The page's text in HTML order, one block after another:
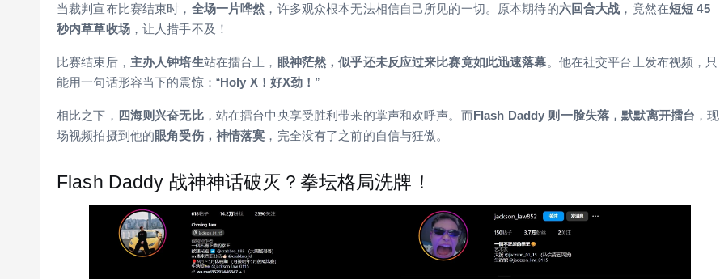
当裁判宣布比赛结束时， 全场一片哗然 ，许多观众根本无法相信自己所见的一切。原本期待的六回合大战 ，竟然在短短 45
秒内草草收场，让人措手不及！
比赛结束后， 主办人钟培生站在擂台上， 眼神茫然，似乎还未反应过来比赛竟如此迅速落幕。他在社交平台上发布视频，只
能用一句话形容当下的震惊：“Holy X！好X劲！ ”
相比之下， 四海则兴奋无比，站在擂台中央享受胜利带来的掌声和欢呼声。而Flash Daddy 则一脸失落，默默离开擂台 ，现
场视频拍摄到他的眼角受伤，神情落寞 ，完全没有了之前的自信与狂傲。
Flash Daddy 战神神话破灭？拳坛格局洗牌！